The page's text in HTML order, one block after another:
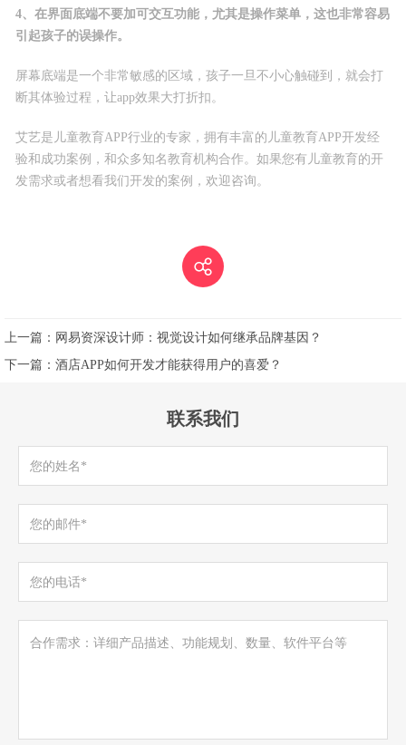
4、在界面底端不要加可交互功能，尤其是操作菜单，这也非常容易
引起孩子的误操作。
屏幕底端是一个非常敏感的区域，孩子一旦不小心触碰到，就会打
断其体验过程，让app效果大打折扣。
艾艺是儿童教育APP行业的专家，拥有丰富的儿童教育APP开发经
验和成功案例，和众多知名教育机构合作。如果您有儿童教育的开
发需求或者想看我们开发的案例，欢迎咨询。
上一篇： 网易资深设计师：视觉设计如何继承品牌基因？
下一篇： 酒店APP如何开发才能获得用户的喜爱？
联系我们